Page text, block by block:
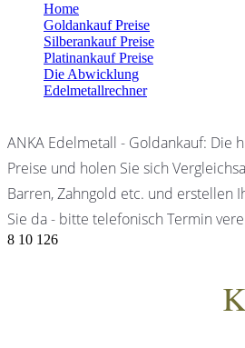
Home
Goldankauf Preise
Silberankauf Preise
Platinankauf Preise
Die Abwicklung
Edelmetallrechner
ANKA Edelmetall - Goldankauf: Die
Preise und holen Sie sich
Barren, Zahngold etc. und erstellen
Sie da - bitte telefonisch Termin
8 10 126